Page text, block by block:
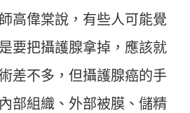
高偉棠說，有些人可能覺
要把攝護腺拿掉，應該就
差不多，但攝護腺癌的手
部組織、外部被膜、儲精